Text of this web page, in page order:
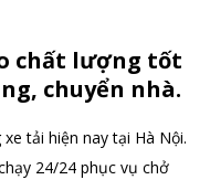
chất lượng tốt
chuyển nhà.
tải hiện nay tại Hà Nội.
24/24 phục vụ chở